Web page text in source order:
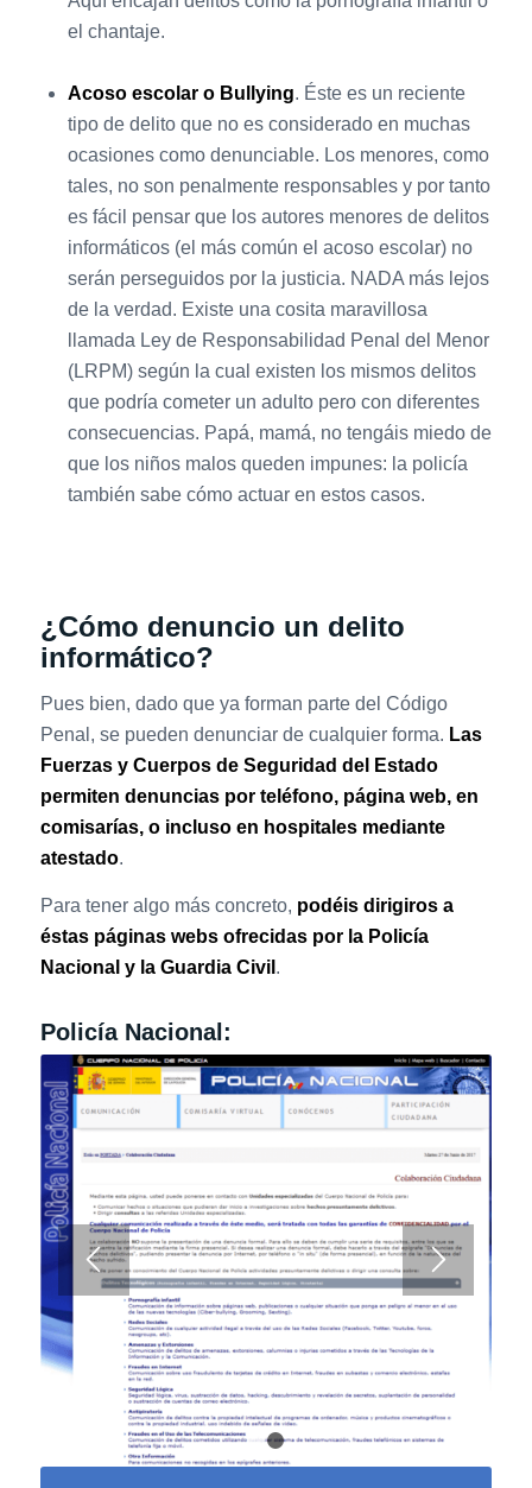
el chantaje.
Acoso escolar o Bullying. Éste es un reciente
tipo de delito que no es considerado en muchas
ocasiones como denunciable. Los menores, como
tales, no son penalmente responsables y por tanto
es fácil pensar que los autores menores de delitos
informáticos (el más común el acoso escolar) no
serán perseguidos por la justicia. NADA más lejos
de la verdad. Existe una cosita maravillosa
llamada Ley de Responsabilidad Penal del Menor
(LRPM) según la cual existen los mismos delitos
que podría cometer un adulto pero con diferentes
consecuencias. Papá, mamá, no tengáis miedo de
que los niños malos queden impunes: la policía
también sabe cómo actuar en estos casos.
¿Cómo denuncio un delito
informático?
Pues bien, dado que ya forman parte del Código
Penal, se pueden denunciar de cualquier forma. Las
Fuerzas y Cuerpos de Seguridad del Estado
permiten denuncias por teléfono, página web, en
comisarías, o incluso en hospitales mediante
atestado.
Para tener algo más concreto, podéis dirigiros a
éstas páginas webs ofrecidas por la Policía
Nacional y la Guardia Civil .
Policía Nacional: